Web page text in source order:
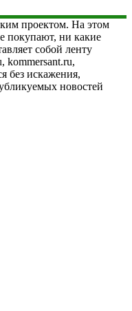
проектом. На этом
покупают, ни какие
собой ленту
kommersant.ru,
без искажения,
новостей